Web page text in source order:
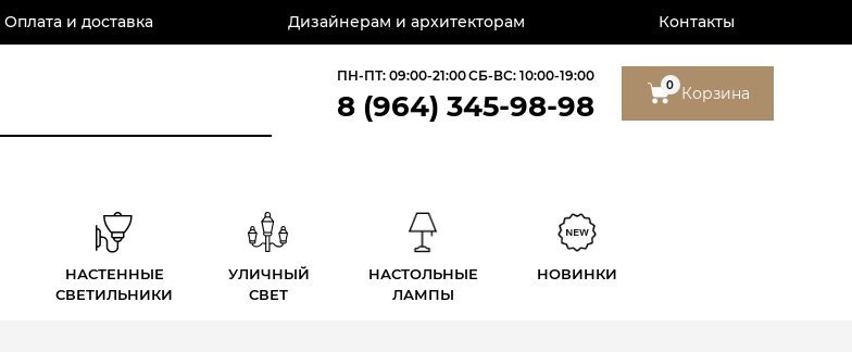
Оплата и доставка Дизайнерам и архитекторам Контакты
ПН-ПТ: 09:00-21:00СБ-ВС: 10:00-19:00
8 (964) 345-98-98
0 Корзина
НАСТЕННЫЕ
СВЕТИЛЬНИКИ
УЛИЧНЫЙ
СВЕТ
НАСТОЛЬНЫЕ
ЛАМПЫ
НОВИНКИ